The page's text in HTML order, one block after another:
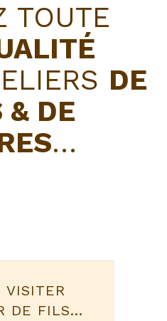
TOUTE
DE
& DE
…
VISITER
DE FILS...